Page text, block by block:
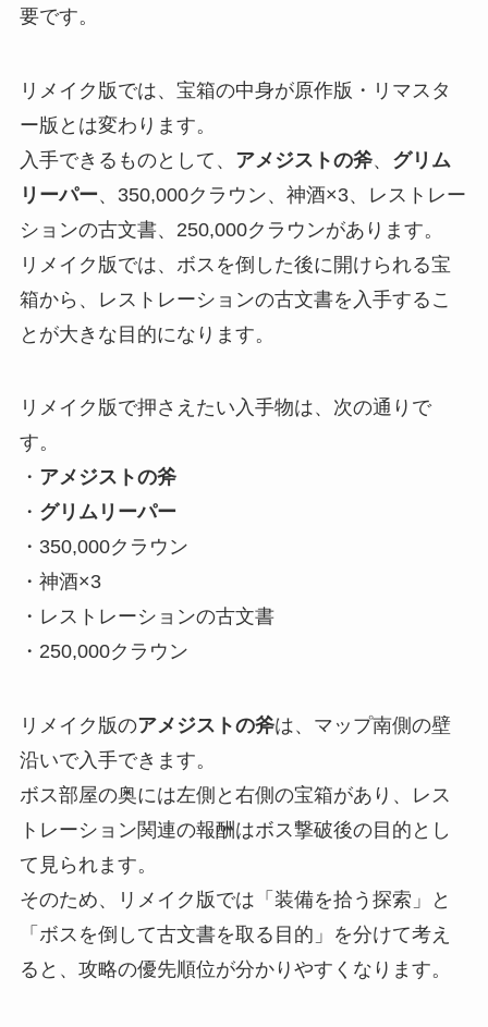
要です。
リメイク版では、宝箱の中身が原作版・リマスタ
ー版とは変わります。
入手できるものとして、 アメジストの斧、 グリム
リーパー、350,000クラウン、神酒×3、レストレー
ションの古文書、250,000クラウンがあります。
リメイク版では、ボスを倒した後に開けられる宝
箱から、レストレーションの古文書を入手するこ
とが大きな目的になります。
リメイク版で押さえたい入手物は、次の通りで
す。
・ アメジストの斧
・ グリムリーパー
・350,000クラウン
・神酒×3
・レストレーションの古文書
・250,000クラウン
リメイク版のアメジストの斧は、マップ南側の壁
沿いで入手できます。
ボス部屋の奥には左側と右側の宝箱があり、レス
トレーション関連の報酬はボス撃破後の目的とし
て見られます。
そのため、リメイク版では「装備を拾う探索」と
「ボスを倒して古文書を取る目的」を分けて考え
ると、攻略の優先順位が分かりやすくなります。